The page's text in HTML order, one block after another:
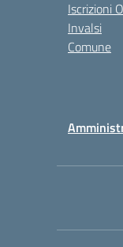
Iscrizioni
Invalsi
Comune